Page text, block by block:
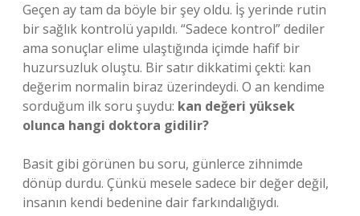
Geçen ay tam da böyle bir şey oldu. İş yerinde rutin
bir sağlık kontrolü yapıldı. “Sadece kontrol” dediler
ama sonuçlar elime ulaştığında içimde hafif bir
huzursuzluk oluştu. Bir satır dikkatimi çekti: kan
değerim normalin biraz üzerindeydi. O an kendime
sorduğum ilk soru şuydu: kan değeri yüksek
olunca hangi doktora gidilir?
Basit gibi görünen bu soru, günlerce zihnimde
dönüp durdu. Çünkü mesele sadece bir değer değil,
insanın kendi bedenine dair farkındalığıydı.